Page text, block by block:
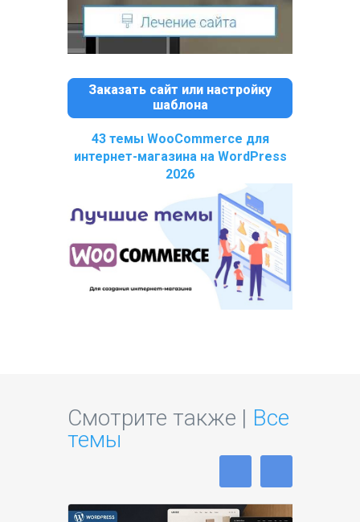
Заказать сайт или настройку
шаблона
43 темы WooCommerce для
интернет-магазина на WordPress
2026
Смотрите также | Все
темы